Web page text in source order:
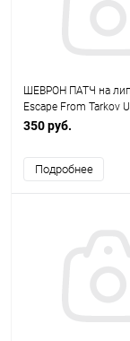
ШЕВРОН ПАТЧ на
Escape From Tarkov
(Черный габардин)
350 руб.
Подробнее